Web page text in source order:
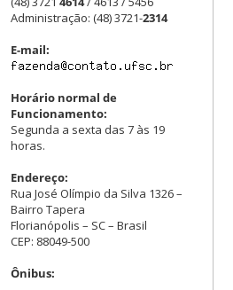
Administração: (48) 3721-2314
E-mail:
Horário normal de
Funcionamento:
Segunda a sexta das 7 às 19
horas.
Endereço:
Rua José Olímpio da Silva 1326 –
Bairro Tapera
Florianópolis – SC – Brasil
CEP: 88049-500
Ônibus: